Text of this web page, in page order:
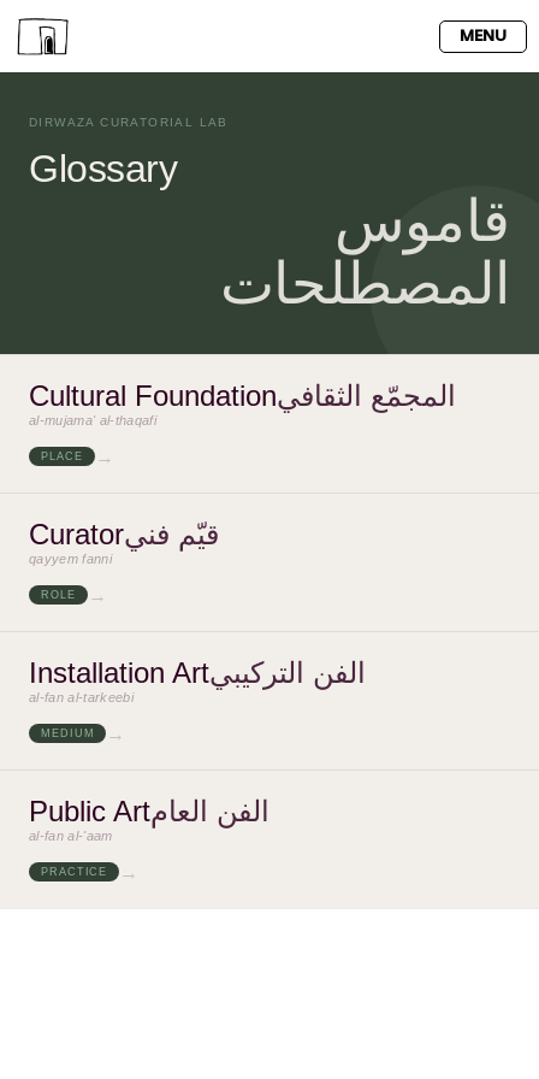
MENU
DIRWAZA CURATORIAL LAB
Glossary
قاموس
المصطلحات
Cultural Foundationالمجمّع الثقافي
al-mujama' al-thaqafi
PLACE →
Curatorقيّم فني
qayyem fanni
ROLE →
Installation Artالفن التركيبي
al-fan al-tarkeebi
MEDIUM →
Public Artالفن العام
al-fan al-'aam
PRACTICE →